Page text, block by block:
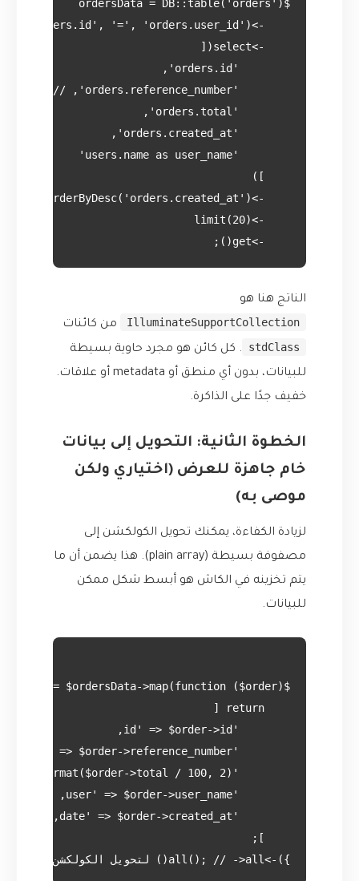
    ->get();
الناتج هنا هو
IlluminateSupportCollection
من كائنات
stdClass
. كل كائن هو مجرد حاوية بسيطة
للبيانات، بدون أي منطق أو metadata أو علاقات.
خفيف جدًا على الذاكرة.
الخطوة الثانية: التحويل إلى بيانات
خام جاهزة للعرض (اختياري ولكن
موصى به)
لزيادة الكفاءة، يمكنك تحويل الكولكشن إلى
مصفوفة بسيطة (plain array). هذا يضمن أن ما
يتم تخزينه في الكاش هو أبسط شكل ممكن
للبيانات.
})->all(); // ->all() لتحويل الكولكشن إلى مصفوفة